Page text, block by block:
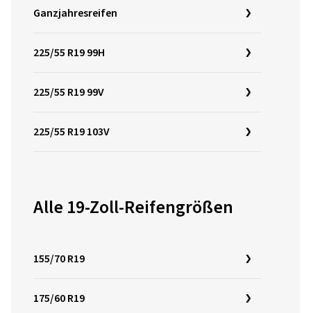
Ganzjahresreifen
225/55 R19 99H
225/55 R19 99V
225/55 R19 103V
Alle 19-Zoll-Reifengrößen
155/70 R19
175/60 R19